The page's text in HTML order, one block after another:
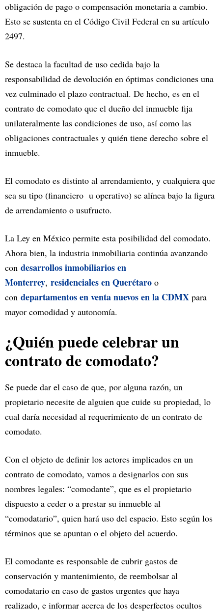
obligación de pago o compensación monetaria a cambio.
Esto se sustenta en el Código Civil Federal en su artículo
2497.
Se destaca la facultad de uso cedida bajo la
responsabilidad de devolución en óptimas condiciones una
vez culminado el plazo contractual. De hecho, es en el
contrato de comodato que el dueño del inmueble fija
unilateralmente las condiciones de uso, así como las
obligaciones contractuales y quién tiene derecho sobre el
inmueble.
El comodato es distinto al arrendamiento, y cualquiera que
sea su tipo (financiero u operativo) se alínea bajo la figura
de arrendamiento o usufructo.
La Ley en México permite esta posibilidad del comodato.
Ahora bien, la industria inmobiliaria continúa avanzando
con desarrollos inmobiliarios en
Monterrey, residenciales en Querétaro o
con departamentos en venta nuevos en la CDMX para
mayor comodidad y autonomía.
¿Quién puede celebrar un
contrato de comodato?
Se puede dar el caso de que, por alguna razón, un
propietario necesite de alguien que cuide su propiedad, lo
cual daría necesidad al requerimiento de un contrato de
comodato.
Con el objeto de definir los actores implicados en un
contrato de comodato, vamos a designarlos con sus
nombres legales: “comodante”, que es el propietario
dispuesto a ceder o a prestar su inmueble al
“comodatario”, quien hará uso del espacio. Esto según los
términos que se apuntan o el objeto del acuerdo.
El comodante es responsable de cubrir gastos de
conservación y mantenimiento, de reembolsar al
comodatario en caso de gastos urgentes que haya
realizado, e informar acerca de los desperfectos ocultos